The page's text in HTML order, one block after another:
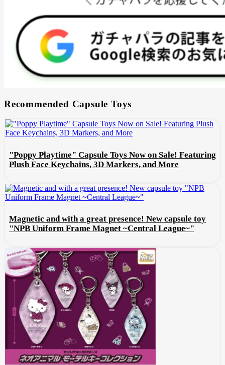
Recommended Capsule Toys
"Poppy Playtime" Capsule Toys Now on Sale! Featuring
Plush Face Keychains, 3D Markers, and More
Magnetic and with a great presence! New capsule toy
"NPB Uniform Frame Magnet ~Central League~"